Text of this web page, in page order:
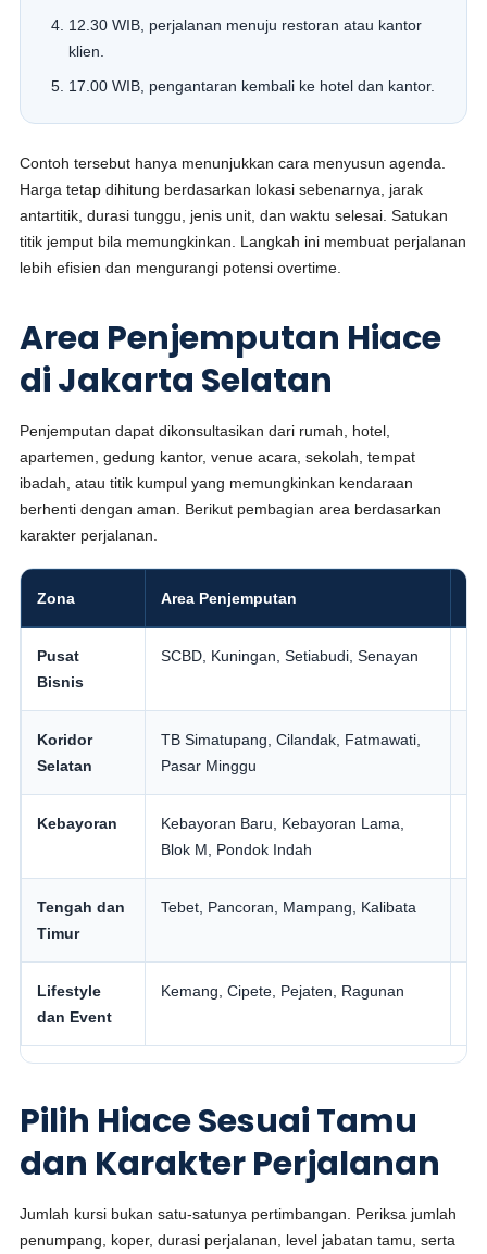
12.30 WIB, perjalanan menuju restoran atau kantor
klien.
17.00 WIB, pengantaran kembali ke hotel dan kantor.
Contoh tersebut hanya menunjukkan cara menyusun agenda.
Harga tetap dihitung berdasarkan lokasi sebenarnya, jarak
antartitik, durasi tunggu, jenis unit, dan waktu selesai. Satukan
titik jemput bila memungkinkan. Langkah ini membuat perjalanan
lebih efisien dan mengurangi potensi overtime.
Area Penjemputan Hiace
di Jakarta Selatan
Penjemputan dapat dikonsultasikan dari rumah, hotel,
apartemen, gedung kantor, venue acara, sekolah, tempat
ibadah, atau titik kumpul yang memungkinkan kendaraan
berhenti dengan aman. Berikut pembagian area berdasarkan
karakter perjalanan.
Zona Area Penjemputan
Pusat
Bisnis
SCBD, Kuningan, Setiabudi, Senayan
Koridor
Selatan
TB Simatupang, Cilandak, Fatmawati,
Pasar Minggu
Kebayoran
Kebayoran Baru, Kebayoran Lama,
Blok M, Pondok Indah
Tengah dan
Timur
Tebet, Pancoran, Mampang, Kalibata
Lifestyle
dan Event
Kemang, Cipete, Pejaten, Ragunan
Pilih Hiace Sesuai Tamu
dan Karakter Perjalanan
Jumlah kursi bukan satu-satunya pertimbangan. Periksa jumlah
penumpang, koper, durasi perjalanan, level jabatan tamu, serta